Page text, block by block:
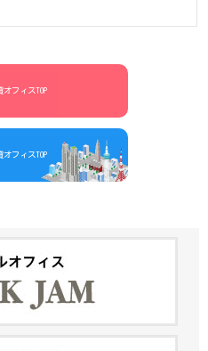
アー：梅田撮影、編集：瀨川
フィスTOP
フィスTOP